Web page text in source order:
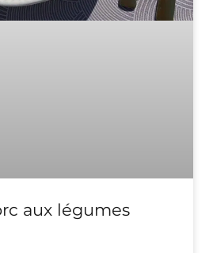
aux légumes